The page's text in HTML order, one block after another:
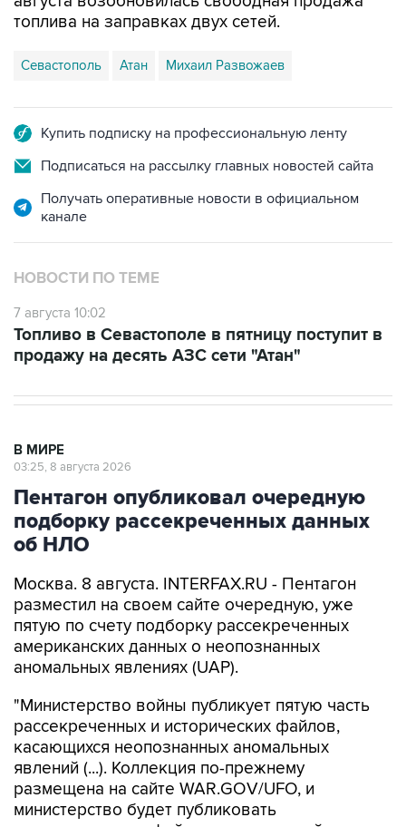
Севастополь Атан Михаил Развожаев
Подписаться на рассылку главных новостей сайта
Получать оперативные новости в официальном
НОВОСТИ ПО ТЕМЕ
7 августа 10:02
продажу на десять АЗС сети "Атан"
Пентагон опубликовал очередную
подборку рассекреченных данных
об НЛО
Москва. 8 августа. INTERFAX.RU - Пентагон
пятую по счету подборку рассекреченных
американских данных о неопознанных
аномальных явлениях (UAP).
"Министерство войны публикует пятую часть
касающихся неопознанных аномальных
явлений (...). Коллекция по-прежнему
размещена на сайте WAR.GOV/UFO, и
министерство будет публиковать
дополнительные файлы на постоянной
основе", - заявил пресс-секретарь Пентагона